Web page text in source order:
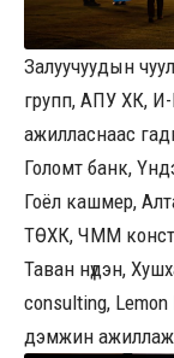
Залуучуудын
групп, АПУ ХК, И-
ажилласнаас
Голомт банк,
Гоёл кашмер,
ТӨХК, ЧММ
Таван нүдэн,
consulting, Lemon
дэмжин